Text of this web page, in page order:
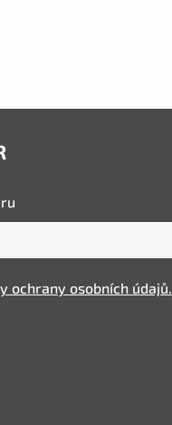
ochrany osobních údajů.